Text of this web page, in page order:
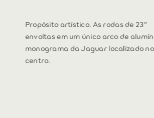
Propósito artístico. As rodas de 23"
envoltas em um único arco de
monograma da Jaguar localizado no
centro.